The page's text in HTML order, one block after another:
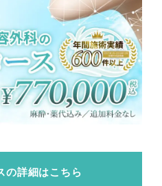
の詳細はこちら